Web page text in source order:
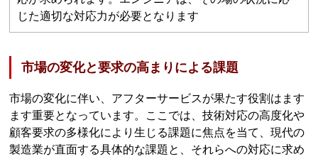
じた適切な対応力が必要となります
市場の変化と要求の高まりによる課題
市場の変化に伴い、アフターサービスが果たす役割はます
ます重要となっています。ここでは、技術対応の高度化や
顧客要求の多様化により生じる課題に焦点を当て、現代の
製造業が直面する具体的な課題と、それらへの対応に求め